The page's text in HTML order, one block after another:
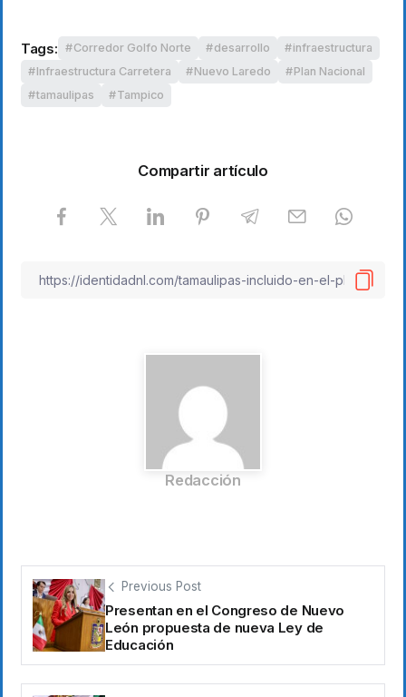
Tags: Corredor Golfo Norte desarrollo
infraestructura
Infraestructura Carretera
Nuevo Laredo
Plan Nacional
tamaulipas
Tampico
Compartir artículo
Redacción
Previous Post
Presentan en el Congreso de Nuevo
León propuesta de nueva Ley de
Educación